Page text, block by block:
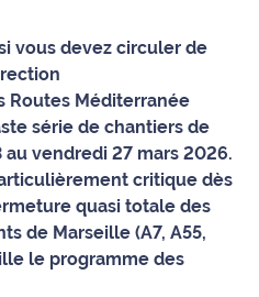
vous devez circuler de
Routes Méditerranée
série de chantiers de
vendredi 27 mars 2026.
critique dès
quasi totale des
de Marseille (A7, A55,
le programme des